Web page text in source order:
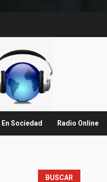
En Sociedad Radio Online
BUSCAR